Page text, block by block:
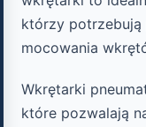
którzy
mocowania
Wkrętarki
które pozwalają